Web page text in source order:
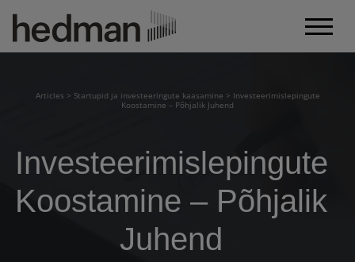
Articles > Startupid ja investeeringute kaasamine > Investeerimislepingute
Koostamine – Põhjalik Juhend
Investeerimislepingute
Koostamine – Põhjalik
Juhend